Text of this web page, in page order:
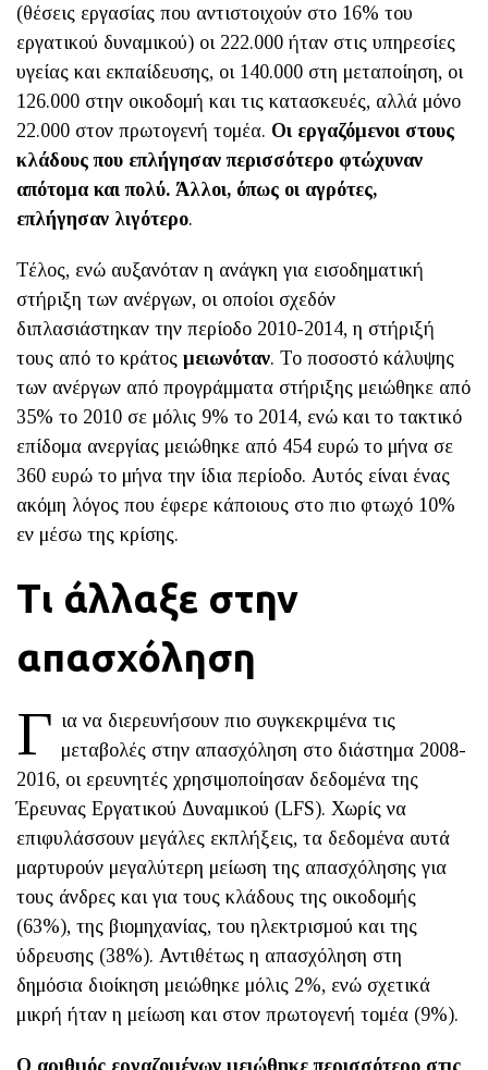
(θέσεις εργασίας που αντιστοιχούν στο 16% του
εργατικού δυναμικού) οι 222.000 ήταν στις υπηρεσίες
υγείας και εκπαίδευσης, οι 140.000 στη μεταποίηση, οι
126.000 στην οικοδομή και τις κατασκευές, αλλά μόνο
22.000 στον πρωτογενή τομέα. Οι εργαζόμενοι στους
κλάδους που επλήγησαν περισσότερο φτώχυναν
απότομα και πολύ. Άλλοι, όπως οι αγρότες,
επλήγησαν λιγότερο.
Τέλος, ενώ αυξανόταν η ανάγκη για εισοδηματική
στήριξη των ανέργων, οι οποίοι σχεδόν
διπλασιάστηκαν την περίοδο 2010-2014, η στήριξή
τους από το κράτος μειωνόταν. Το ποσοστό κάλυψης
των ανέργων από προγράμματα στήριξης μειώθηκε από
35% το 2010 σε μόλις 9% το 2014, ενώ και το τακτικό
επίδομα ανεργίας μειώθηκε από 454 ευρώ το μήνα σε
360 ευρώ το μήνα την ίδια περίοδο. Αυτός είναι ένας
ακόμη λόγος που έφερε κάποιους στο πιο φτωχό 10%
εν μέσω της κρίσης.
Τι άλλαξε στην
απασχόληση
Γ ια να διερευνήσουν πιο συγκεκριμένα τις
μεταβολές στην απασχόληση στο διάστημα 2008-
2016, οι ερευνητές χρησιμοποίησαν δεδομένα της
Έρευνας Εργατικού Δυναμικού (LFS). Χωρίς να
επιφυλάσσουν μεγάλες εκπλήξεις, τα δεδομένα αυτά
μαρτυρούν μεγαλύτερη μείωση της απασχόλησης για
τους άνδρες και για τους κλάδους της οικοδομής
(63%), της βιομηχανίας, του ηλεκτρισμού και της
ύδρευσης (38%). Αντιθέτως η απασχόληση στη
δημόσια διοίκηση μειώθηκε μόλις 2%, ενώ σχετικά
μικρή ήταν η μείωση και στον πρωτογενή τομέα (9%).
Ο αριθμός εργαζομένων μειώθηκε περισσότερο στις